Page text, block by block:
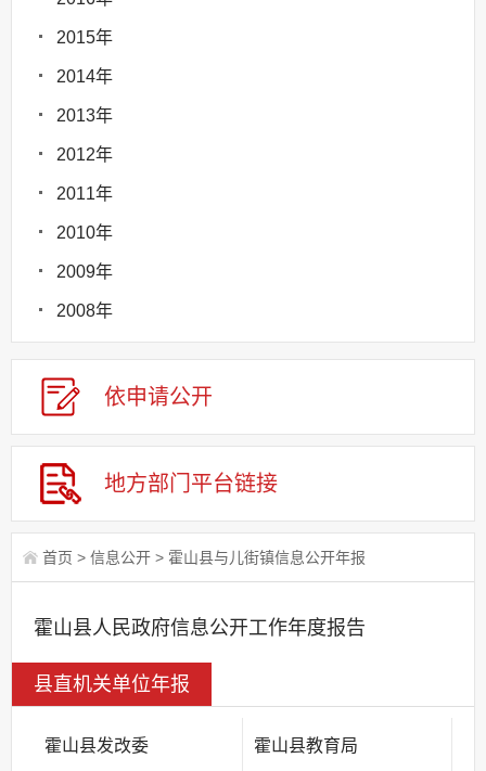
2015年
2014年
2013年
2012年
2011年
2010年
2009年
2008年
依申请公开
地方部门平台链接
首页 > 信息公开 > 霍山县与儿街镇信息公开年报
霍山县人民政府信息公开工作年度报告
县直机关单位年报
霍山县发改委 霍山县教育局